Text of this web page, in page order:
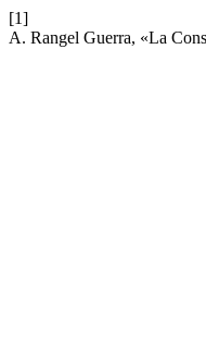
[1]
A. Rangel Guerra, «La